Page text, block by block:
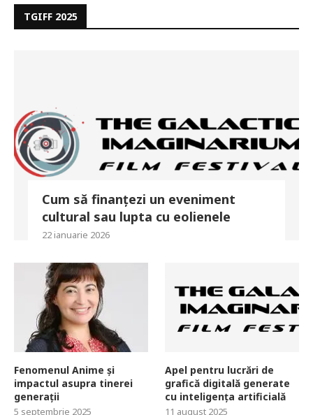
TGIFF 2025
Cum să finanțezi un eveniment
cultural sau lupta cu eolienele
22 ianuarie 2026
Fenomenul Anime și
impactul asupra tinerei
generații
5 septembrie 2025
Apel pentru lucrări de
grafică digitală generate
cu inteligența artificială
11 august 2025